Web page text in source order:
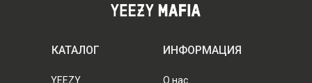
КАТАЛОГ ИНФОРМАЦИЯ
YEEZY О нас